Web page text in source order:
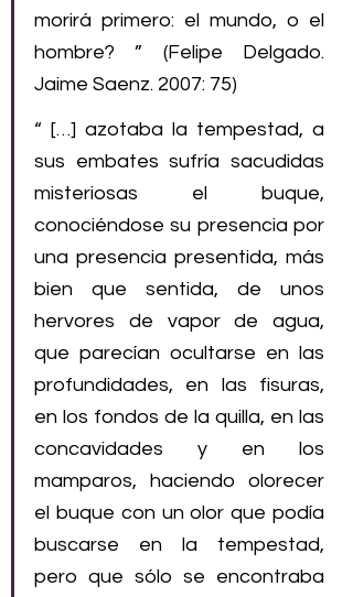
morirá primero: el mundo, o el
hombre? ” (Felipe Delgado.
Jaime Saenz. 2007: 75)
“ […] azotaba la tempestad, a
sus embates sufría sacudidas
misteriosas el buque,
conociéndose su presencia por
una presencia presentida, más
bien que sentida, de unos
hervores de vapor de agua,
que parecían ocultarse en las
profundidades, en las fisuras,
en los fondos de la quilla, en las
concavidades y en los
mamparos, haciendo olorecer
el buque con un olor que podía
buscarse en la tempestad,
pero que sólo se encontraba